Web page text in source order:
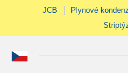
JCB
Plynové